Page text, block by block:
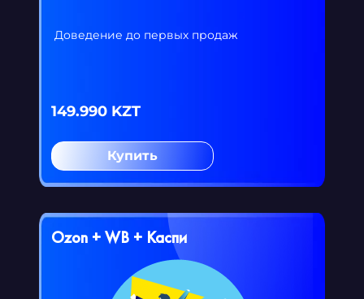
Доведение до первых продаж
149.990 KZT
Купить
Ozon + WB + Каспи